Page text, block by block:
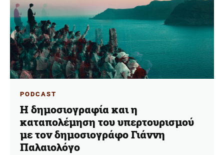
PODCAST
Η δημοσιογραφία και η
καταπολέμηση του υπερτουρισμού
με τον δημοσιογράφο Γιάννη
Παλαιολόγο